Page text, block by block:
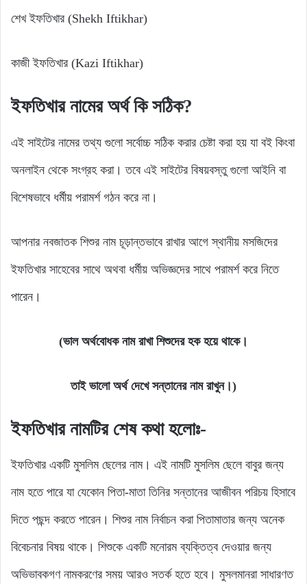
শেখ ইফতিখার (Shekh Iftikhar)
কাজী ইফতিখার (Kazi Iftikhar)
ইফতিখার নামের অর্থ কিসঠিক?
এই সাইটের নামের তথ্য গুলো সর্বোচ্চ সঠিক করার চেষ্টা করা হয় যা বই কিংবা
অনলাইন থেকে সংগ্রহ করা। তবে এই সাইটের বিষয়বস্তু গুলো আইনি বা
বিশেষভাবে ধর্মীয় পরামর্শ গঠন করে না।
আপনার নবজাতক শিশুর নাম চূড়ান্তভাবে রাখার আগে স্থানীয় মসজিদের
ইফতিখার সাহেবের সাথে অথবা ধর্মীয় অভিজ্ঞদের সাথে পরামর্শ করে নিতে
পারেন।
(ভাল অর্থবোধক নাম রাখা শিশুদের হক হয়ে থাকে।
তাই ভালো অর্থ দেখে সন্তানের নাম রাখুন।)
ইফতিখার নামটির শেষ কথা হলোঃ-
ইফতিখার একটি মুসলিম ছেলের নাম। এই নামটি মুসলিম ছেলে বাবুর জন্য
নাম হতে পারে যা যেকোন পিতা-মাতা তিনির সন্তানের আজীবন পরিচয় হিসাবে
দিতে পছন্দ করতে পারেন। শিশুর নাম নির্বাচন করা পিতামাতার জন্য অনেক
বিবেচনার বিষয় থাকে। শিশুকে একটি মনোরম ব্যক্তিত্ব দেওয়ার জন্য
অভিভাবকগণ নামকরণের সময় আরও সতর্ক হতে হবে। মুসলমানরা সাধারণত